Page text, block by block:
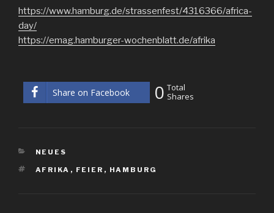
https://www.hamburg.de/strassenfest/4316366/africa-
day/
https://emag.hamburger-wochenblatt.de/afrika
Share on Facebook 0 Total
Shares
KATEGORIEN
NEUES
SCHLAGWÖRTER
AFRIKA , FEIER , HAMBURG